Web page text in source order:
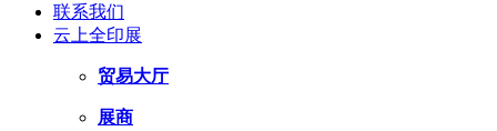
联系我们
云上全印展
贸易大厅
展商